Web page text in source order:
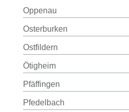
Oppenau
Osterburken
Ostfildern
Ötigheim
Pfäffingen
Pfedelbach